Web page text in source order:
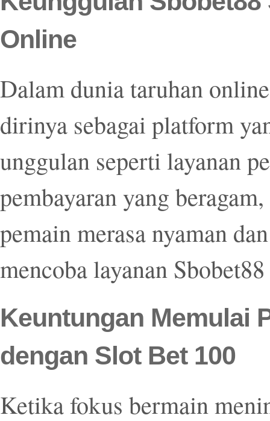
Online
Dalam dunia taruhan
dirinya sebagai platform
unggulan seperti layanan
pembayaran yang
pemain merasa nyaman
mencoba layanan
Keuntungan Memulai
dengan Slot Bet 100
Ketika fokus bermain